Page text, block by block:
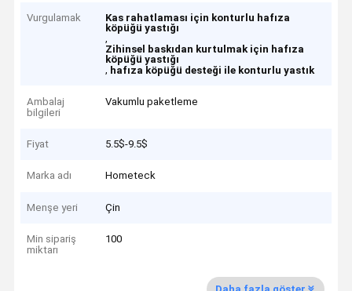
Vurgulamak
Kas rahatlaması için konturlu hafıza
köpüğü yastığı
,
Zihinsel baskıdan kurtulmak için hafıza
köpüğü yastığı
, hafıza köpüğü desteği ile konturlu yastık
Ambalaj
bilgileri
Vakumlu paketleme
Fiyat 5.5$-9.5$
Marka adı Hometeck
Menşe yeri Çin
Min sipariş
miktarı
100